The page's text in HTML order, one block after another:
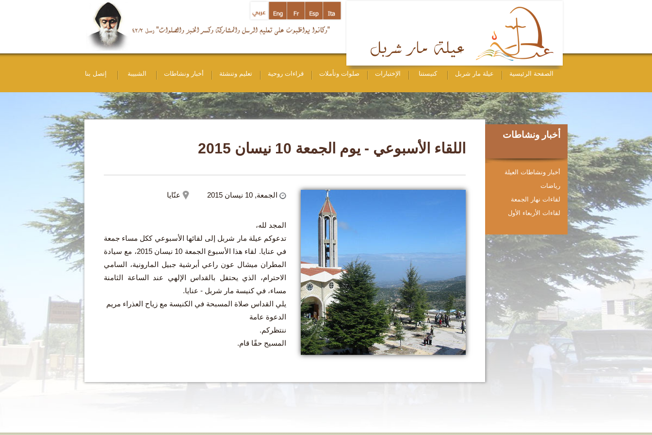
الصفحة الرئيسية عيلة مار شربل كنيستنا الإختبارات صلوات وتأملات قراءات روحية تعليم وتنشئة أخبار ونشاطات الشبيبة إتصل بنا
اللقاء الأسبوعي - يوم الجمعة 10 نيسان 2015
الجمعة, 10 نيسان 2015 عنّايا
المجد لله،
تدعوكم عيلة مار شربل إلى لقائها الأسبوعي ككل مساء جمعة
في عنايا. لقاء هذا الأسبوع الجمعة 10 نيسان 2015، مع سيادة
المطران ميشال عون راعي أبرشية جبيل المارونية، السامي
الاحترام، الذي يحتفل بالقداس الإلهي عند الساعة الثامنة
مساء، في كنيسة مار شربل - عنايا.
يلي القداس صلاة المسبحة في الكنيسة مع زياح العذراء مريم
الدعوة عامة
ننتظركم.
المسيح حقًا قام.
أخبار ونشاطات
أخبار ونشاطات العيلة
رياضات
لقاءات نهار الجمعة
لقاءات الأربعاء الأول